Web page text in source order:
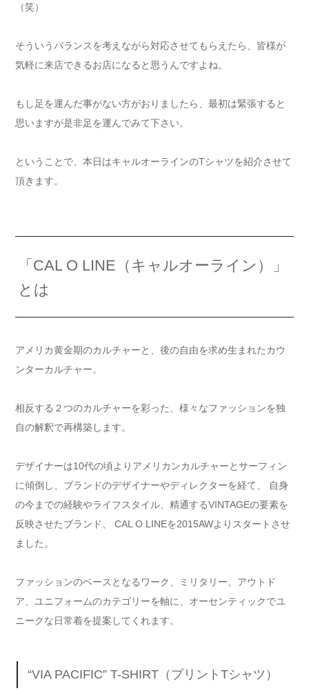
（笑）
そういうバランスを考えながら対応させてもらえたら、皆様が
気軽に来店できるお店になると思うんですよね。
もし足を運んだ事がない方がおりましたら、最初は緊張すると
思いますが是非足を運んでみて下さい。
ということで、本日はキャルオーラインのTシャツを紹介させて
頂きます。
「CAL O LINE（キャルオーライン）」
とは
アメリカ黄金期のカルチャーと、後の自由を求め生まれたカウ
ンターカルチャー。
相反する２つのカルチャーを彩った、様々なファッションを独
自の解釈で再構築します。
デザイナーは10代の頃よりアメリカンカルチャーとサーフィン
に傾倒し、ブランドのデザイナーやディレクターを経て、 自身
の今までの経験やライフスタイル、精通するVINTAGEの要素を
反映させたブランド、 CAL O LINEを2015AWよりスタートさせ
ました。
ファッションのベースとなるワーク、ミリタリー、アウトド
ア、ユニフォームのカテゴリーを軸に、オーセンティックでユ
ニークな日常着を提案してくれます。
“VIA PACIFIC” T-SHIRT（プリントTシャツ）